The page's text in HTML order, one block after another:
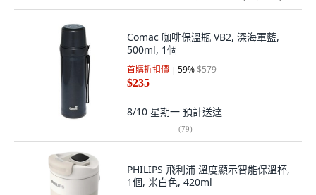
Comac 咖啡保溫瓶 VB2, 深海軍藍,
500ml, 1個
首購折扣價 59%$579
$235
8/10 星期一 預計送達
(79)
PHILIPS 飛利浦 溫度顯示智能保溫杯,
1個, 米白色, 420ml